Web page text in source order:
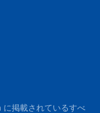
掲載されているすべ